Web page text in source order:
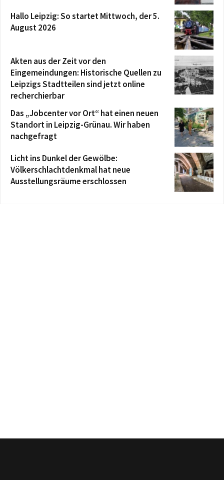
Hallo Leipzig: So startet Mittwoch, der 5.
August 2026
Akten aus der Zeit vor den
Eingemeindungen: Historische Quellen zu
Leipzigs Stadtteilen sind jetzt online
recherchierbar
Das „Jobcenter vor Ort“ hat einen neuen
Standort in Leipzig-Grünau. Wir haben
nachgefragt
Licht ins Dunkel der Gewölbe:
Völkerschlachtdenkmal hat neue
Ausstellungsräume erschlossen